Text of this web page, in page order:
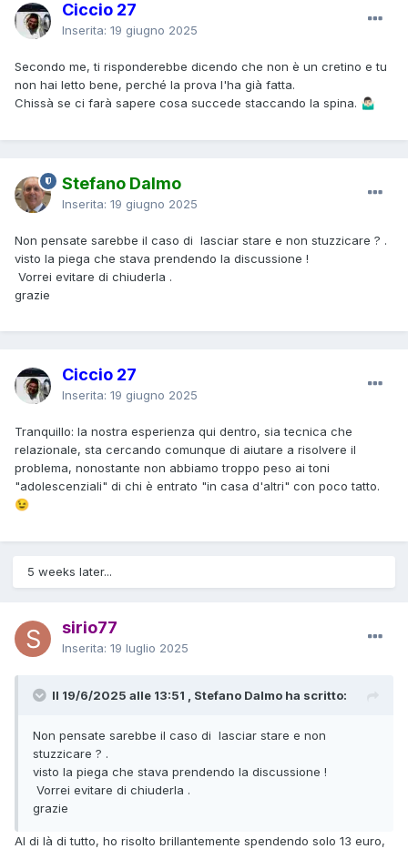
Ciccio 27
Inserita: 19 giugno 2025
Secondo me, ti risponderebbe dicendo che non è un cretino e tu
non hai letto bene, perché la prova l'ha già fatta.
Chissà se ci farà sapere cosa succede staccando la spina. 🤷🏻‍♂️
Stefano Dalmo
Inserita: 19 giugno 2025
Non pensate sarebbe il caso di lasciar stare e non stuzzicare ? .
visto la piega che stava prendendo la discussione !
Vorrei evitare di chiuderla .
grazie
Ciccio 27
Inserita: 19 giugno 2025
Tranquillo: la nostra esperienza qui dentro, sia tecnica che
relazionale, sta cercando comunque di aiutare a risolvere il
problema, nonostante non abbiamo troppo peso ai toni
"adolescenziali" di chi è entrato "in casa d'altri" con poco tatto.
😉
5 weeks later...
sirio77
Inserita: 19 luglio 2025
Il 19/6/2025 alle 13:51 , Stefano Dalmo ha scritto:
Non pensate sarebbe il caso di lasciar stare e non
stuzzicare ? .
visto la piega che stava prendendo la discussione !
Vorrei evitare di chiuderla .
grazie
Al di là di tutto, ho risolto brillantemente spendendo solo 13 euro,